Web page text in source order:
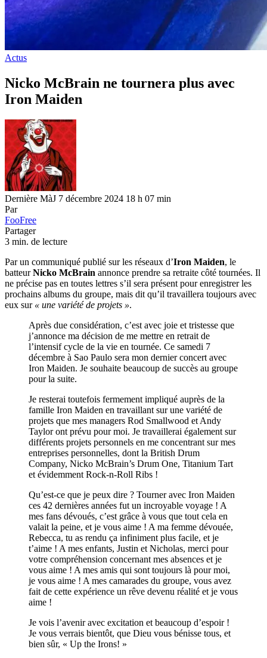
Actus
Nicko McBrain ne tournera plus avec
Iron Maiden
Dernière MàJ 7 décembre 2024 18 h 07 min
Par
FooFree
Partager
3 min. de lecture
Par un communiqué publié sur les réseaux d’Iron Maiden, le
batteurNicko McBrain annonce prendre sa retraite côté tournées. Il
ne précise pas en toutes lettres s’il sera présent pour enregistrer les
prochains albums du groupe, mais dit qu’il travaillera toujours avec
eux sur « une variété de projets ».
Après due considération, c’est avec joie et tristesse que
j’annonce ma décision de me mettre en retrait de
l’intensif cycle de la vie en tournée. Ce samedi 7
décembre à Sao Paulo sera mon dernier concert avec
Iron Maiden. Je souhaite beaucoup de succès au groupe
pour la suite.
Je resterai toutefois fermement impliqué auprès de la
famille Iron Maiden en travaillant sur une variété de
projets que mes managers Rod Smallwood et Andy
Taylor ont prévu pour moi. Je travaillerai également sur
différents projets personnels en me concentrant sur mes
entreprises personnelles, dont la British Drum
Company, Nicko McBrain’s Drum One, Titanium Tart
et évidemment Rock-n-Roll Ribs !
Qu’est-ce que je peux dire ? Tourner avec Iron Maiden
ces 42 dernières années fut un incroyable voyage ! A
mes fans dévoués, c’est grâce à vous que tout cela en
valait la peine, et je vous aime ! A ma femme dévouée,
Rebecca, tu as rendu ça infiniment plus facile, et je
t’aime ! A mes enfants, Justin et Nicholas, merci pour
votre compréhension concernant mes absences et je
vous aime ! A mes amis qui sont toujours là pour moi,
je vous aime ! A mes camarades du groupe, vous avez
fait de cette expérience un rêve devenu réalité et je vous
aime !
Je vois l’avenir avec excitation et beaucoup d’espoir !
Je vous verrais bientôt, que Dieu vous bénisse tous, et
bien sûr, « Up the Irons! »